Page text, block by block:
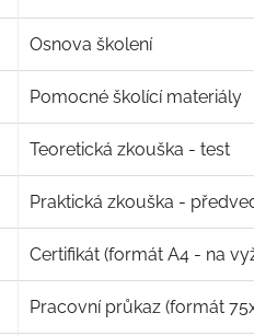
Osnova školení
Pomocné školící materiály
Teoretická zkouška - test
Praktická zkouška -
Certifikát (formát A4 - na
Pracovní průkaz (formát